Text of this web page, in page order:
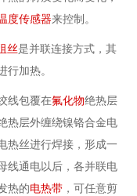
度传感器来控制。
丝是并联连接方式，其
加热。
线包覆在氟化物绝热层
热层外缠绕镍铬合金电
热丝进行焊接，形成一
线通电以后，各并联电
热的电热带 ，可任意剪